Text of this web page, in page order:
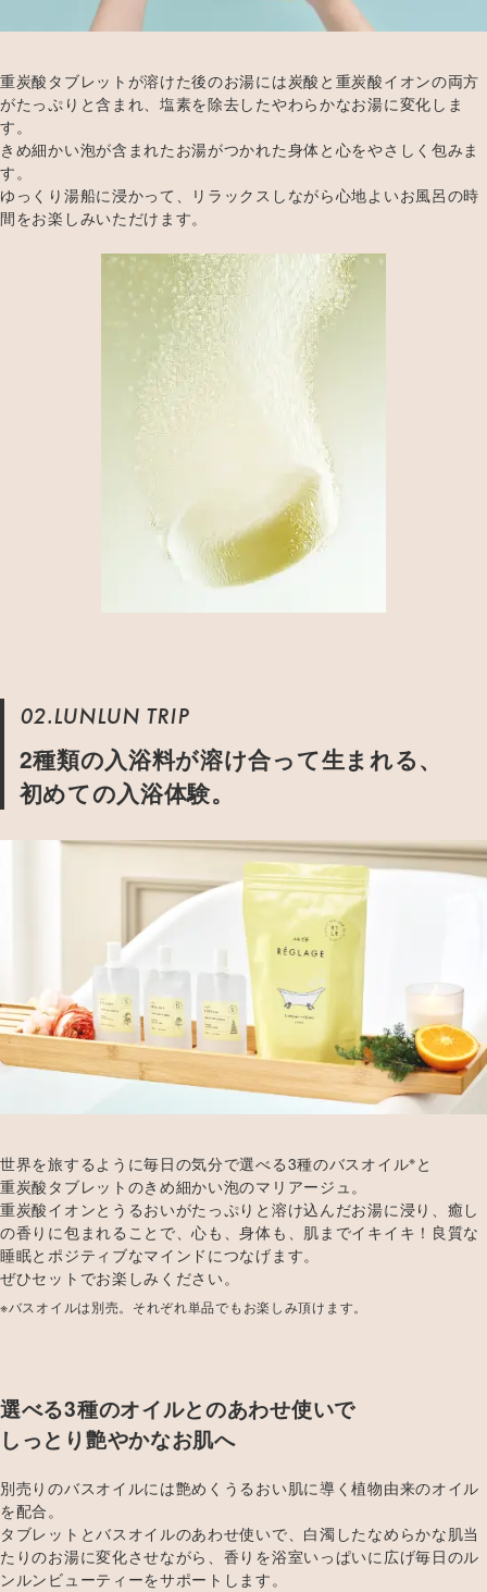
重炭酸タブレットが溶けた後のお湯には炭酸と重炭酸イオンの両方
がたっぷりと含まれ、塩素を除去したやわらかなお湯に変化しま
す。
きめ細かい泡が含まれたお湯がつかれた身体と心をやさしく包みま
す。
ゆっくり湯船に浸かって、リラックスしながら心地よいお風呂の時
間をお楽しみいただけます。
02.LUNLUN TRIP
2種類の入浴料が溶け合って生まれる、
初めての入浴体験。
世界を旅するように毎日の気分で選べる3種のバスオイル※ と
重炭酸タブレットのきめ細かい泡のマリアージュ。
重炭酸イオンとうるおいがたっぷりと溶け込んだお湯に浸り、癒し
の香りに包まれることで、心も、身体も、肌までイキイキ！良質な
睡眠とポジティブなマインドにつなげます。
ぜひセットでお楽しみください。
※バスオイルは別売。それぞれ単品でもお楽しみ頂けます。
選べる3種のオイルとのあわせ使いで
しっとり艶やかなお肌へ
別売りのバスオイルには艶めくうるおい肌に導く植物由来のオイル
を配合。
タブレットとバスオイルのあわせ使いで、白濁したなめらかな肌当
たりのお湯に変化させながら、香りを浴室いっぱいに広げ毎日のル
ンルンビューティーをサポートします。